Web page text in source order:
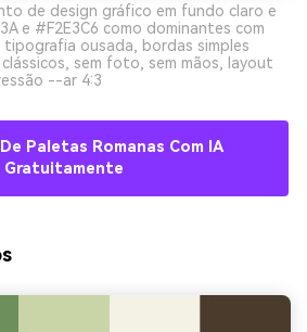
de design gráfico em fundo claro e
e #F2E3C6 como dominantes com
tipografia ousada, bordas simples
sem foto, sem mãos, layout
--ar 4:3
Paletas Romanas Com IA
Gratuitamente